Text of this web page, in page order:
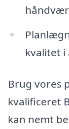
kvalitet i
Brug vores
kvalificeret
kan nemt